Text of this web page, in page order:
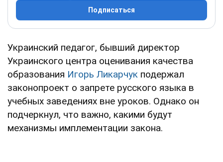
Подписаться
Украинский педагог, бывший директор
Украинского центра оценивания качества
образования Игорь Ликарчук подержал
законопроект о запрете русского языка в
учебных заведениях вне уроков. Однако он
подчеркнул, что важно, какими будут
механизмы имплементации закона.